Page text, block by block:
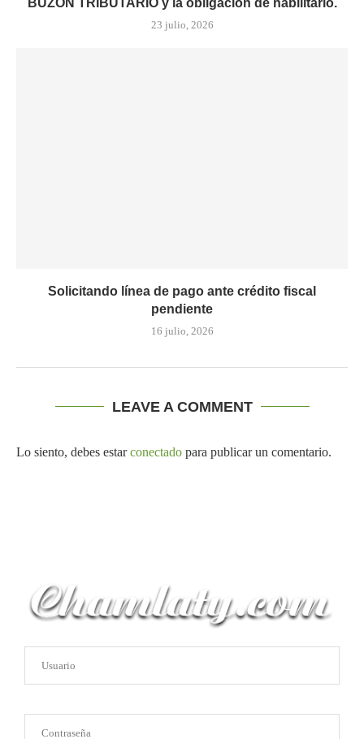
BUZÓN TRIBUTARIO y la obligación de habilitarlo.
23 julio, 2026
Solicitando línea de pago ante crédito fiscal
pendiente
16 julio, 2026
LEAVE A COMMENT
Lo siento, debes estarconectado para publicar un comentario.